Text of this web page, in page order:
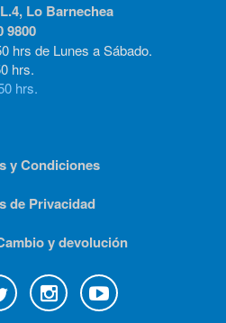
Lo Barnechea
9800
hrs de Lunes a Sábado.
hrs.
hrs.
y Condiciones
de Privacidad
y devolución